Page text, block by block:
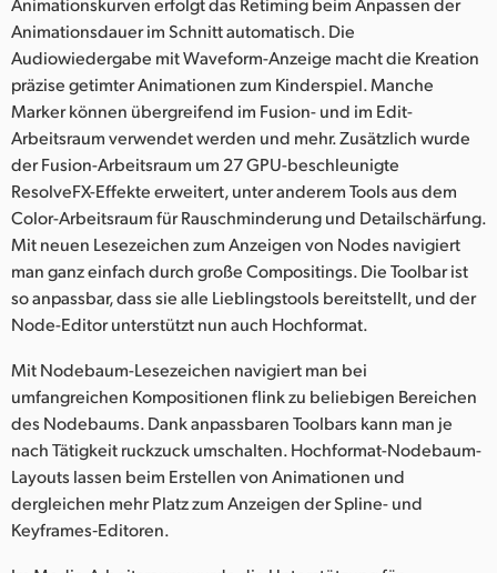
Animationsdauer im Schnitt automatisch. Die
Audiowiedergabe mit Waveform-Anzeige macht die Kreation
präzise getimter Animationen zum Kinderspiel. Manche
Marker können übergreifend im Fusion- und im Edit-
Arbeitsraum verwendet werden und mehr. Zusätzlich wurde
der Fusion-Arbeitsraum um 27 GPU-beschleunigte
ResolveFX-Effekte erweitert, unter anderem Tools aus dem
Color-Arbeitsraum für Rauschminderung und Detailschärfung.
Mit neuen Lesezeichen zum Anzeigen von Nodes navigiert
man ganz einfach durch große Compositings. Die Toolbar ist
so anpassbar, dass sie alle Lieblingstools bereitstellt, und der
Node-Editor unterstützt nun auch Hochformat.
Mit Nodebaum-Lesezeichen navigiert man bei
umfangreichen Kompositionen flink zu beliebigen Bereichen
des Nodebaums. Dank anpassbaren Toolbars kann man je
nach Tätigkeit ruckzuck umschalten. Hochformat-Nodebaum-
Layouts lassen beim Erstellen von Animationen und
dergleichen mehr Platz zum Anzeigen der Spline- und
Keyframes‑Editoren.